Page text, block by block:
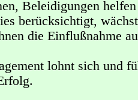
Beleidigungen
berücksichtigt,
die Einflußnahme
lohnt sich und